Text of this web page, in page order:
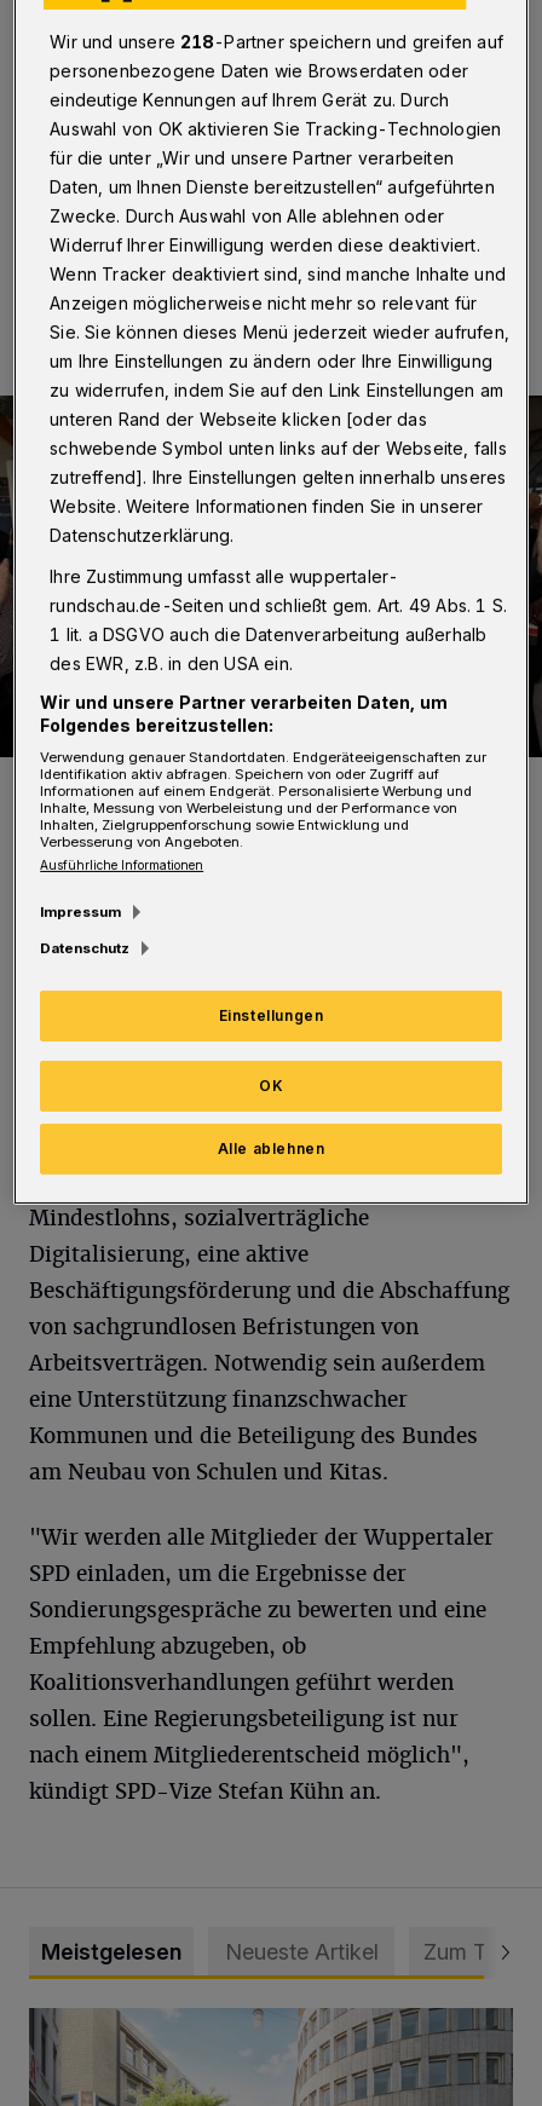
Wuppertal·Die Wuppertaler SPD will alle Mitglieder in
die Diskussion über eine Regierungsbeteiligung
einbeziehen. "Der Bundesparteitag hat eine
ergebnisoffene Sondierung beschlossen. Und
ergebnisoffen bedeutet auch ergebnisoffen", so der
SPD-Vorsitzender Heiner Fragemann.
19.12.2017 , 19:17 Uhr Eine Minute Lesezeit
Von li.: Heiner Fragemann, Stefan Kühn und Andreas Mucke.
Foto: Raina Seinsche
Eine Regierungsbeteiligung sei nur dann
sinnvoll, wenn dadurch soziale Gerechtigkeit
in den Mittelpunkt der Politik gestellt werde.
Steuererleichterungen für Arbeitnehmerinnen
und Arbeitnehmer, die Sicherung des
derzeitigen Rentenniveaus, die Erhöhung des
Mindestlohns, sozialverträgliche
Digitalisierung, eine aktive
Beschäftigungsförderung und die Abschaffung
von sachgrundlosen Befristungen von
Arbeitsverträgen. Notwendig sein außerdem
eine Unterstützung finanzschwacher
Kommunen und die Beteiligung des Bundes
am Neubau von Schulen und Kitas.
"Wir werden alle Mitglieder der Wuppertaler
SPD einladen, um die Ergebnisse der
Sondierungsgespräche zu bewerten und eine
Empfehlung abzugeben, ob
Koalitionsverhandlungen geführt werden
sollen. Eine Regierungsbeteiligung ist nur
nach einem Mitgliederentscheid möglich",
kündigt SPD-Vize Stefan Kühn an.
Meistgelesen Neueste Artikel Zum Thema
Ein neuer Brunnen für die Alte Freiheit
Wir und unsere 218-Partner speichern und greifen auf
personenbezogene Daten wie Browserdaten oder
eindeutige Kennungen auf Ihrem Gerät zu. Durch
Auswahl von OK aktivieren Sie Tracking-Technologien
für die unter „Wir und unsere Partner verarbeiten
Daten, um Ihnen Dienste bereitzustellen“ aufgeführten
Zwecke. Durch Auswahl von Alle ablehnen oder
Widerruf Ihrer Einwilligung werden diese deaktiviert.
Wenn Tracker deaktiviert sind, sind manche Inhalte und
Anzeigen möglicherweise nicht mehr so relevant für
Sie. Sie können dieses Menü jederzeit wieder aufrufen,
um Ihre Einstellungen zu ändern oder Ihre Einwilligung
zu widerrufen, indem Sie auf den Link Einstellungen am
unteren Rand der Webseite klicken [oder das
schwebende Symbol unten links auf der Webseite, falls
zutreffend]. Ihre Einstellungen gelten innerhalb unseres
Website. Weitere Informationen finden Sie in unserer
Datenschutzerklärung.
Ihre Zustimmung umfasst alle wuppertaler-
rundschau.de-Seiten und schließt gem. Art. 49 Abs. 1 S.
1 lit. a DSGVO auch die Datenverarbeitung außerhalb
des EWR, z.B. in den USA ein.
Wir und unsere Partner verarbeiten Daten, um
Folgendes bereitzustellen:
Verwendung genauer Standortdaten. Endgeräteeigenschaften zur
Identifikation aktiv abfragen. Speichern von oder Zugriff auf
Informationen auf einem Endgerät. Personalisierte Werbung und
Inhalte, Messung von Werbeleistung und der Performance von
Inhalten, Zielgruppenforschung sowie Entwicklung und
Verbesserung von Angeboten.
Ausführliche Informationen
Impressum
Datenschutz
Einstellungen
Alle ablehnen
OK